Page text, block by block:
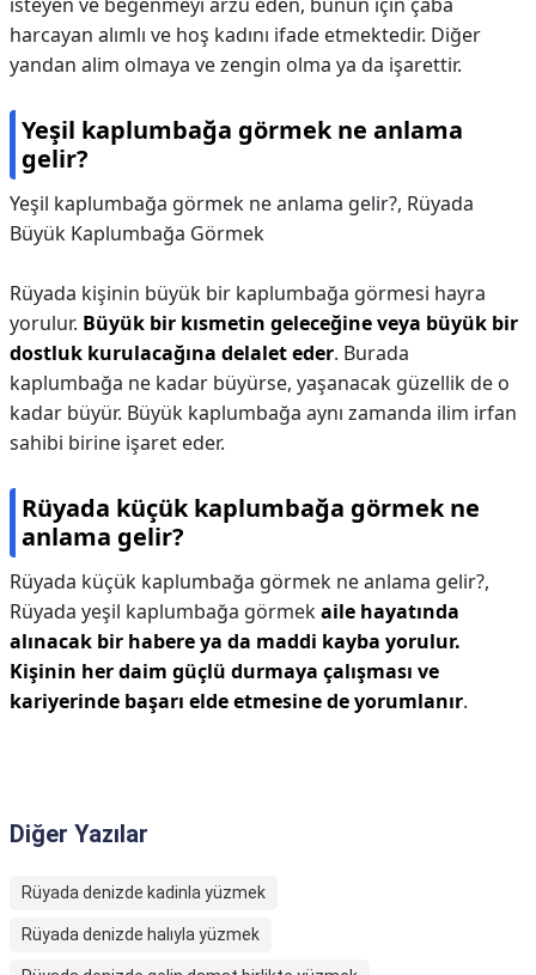
harcayan alımlı ve hoş kadını ifade etmektedir. Diğer
yandan alim olmaya ve zengin olma ya da işarettir.
Yeşil kaplumbağa görmek ne anlama
gelir?
Yeşil kaplumbağa görmek ne anlama gelir?, Rüyada
Büyük Kaplumbağa Görmek
Rüyada kişinin büyük bir kaplumbağa görmesi hayra
yorulur. Büyük bir kısmetin geleceğine veya büyük bir
dostluk kurulacağına delalet eder. Burada
kaplumbağa ne kadar büyürse, yaşanacak güzellik de o
kadar büyür. Büyük kaplumbağa aynı zamanda ilim irfan
sahibi birine işaret eder.
Rüyada küçük kaplumbağa görmek ne
anlama gelir?
Rüyada küçük kaplumbağa görmek ne anlama gelir?,
Rüyada yeşil kaplumbağa görmekaile hayatında
alınacak bir habere ya da maddi kayba yorulur.
Kişinin her daim güçlü durmaya çalışması ve
kariyerinde başarı elde etmesine de yorumlanır.
Diğer Yazılar
Rüyada denizde kadinla yüzmek
Rüyada denizde halıyla yüzmek